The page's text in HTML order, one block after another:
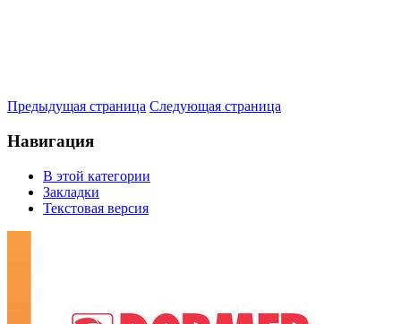
Предыдущая страница Следующая страница
Навигация
В этой категории
Закладки
Текстовая версия